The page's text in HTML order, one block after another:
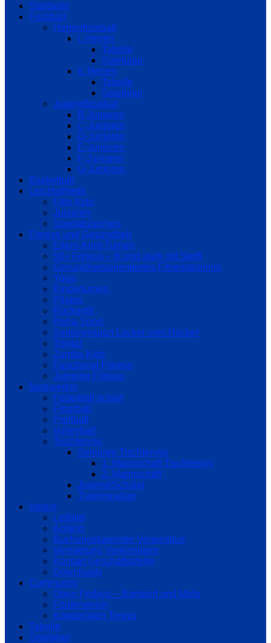
Startseite
Fussball
Herrenfussball
I. Herren
Tabelle
Spielplan
II. Herren
Tabelle
Spielplan
Jugendfussball
B-Junioren
C-Junioren
D-Junioren
E-Junioren
F-Junioren
G-Junioren
Basketball
Leichtathletik
Fitte Kids
Junioren
Sportabzeichen
Fitness und Gesundheit
Eltern-Kind-Turnen
50+ Fitness – fit und stark mit Steffi
Gesundheitsorientiertes Fitnesstraining
Yoga
Kinderturnen
Pilates
Rückenfit
Reha-Sport
Seniorensport Locker vom Hocker
Trivital
Zumba Kids
Functional Fitness
Jumping Fitness
Netzwerker
Federball scharf
Floorball
Prellball
Volleyball
Tischtennis
Senioren Tischtennis
1. Mannschaft Tischtennis
2. Mannschaft
Jugend/Schüler
Trainingsplan
Verein
Leitbild
Anfahrt
Buchungskalender Vereinsbus
Vermietung Vereinsheim
Kontakt Geschäftsstelle
Downloads
Community
Open Fridays – Barsport und Mehr
Förderverein
Kooperation Tennis
Tabelle
Spielplan